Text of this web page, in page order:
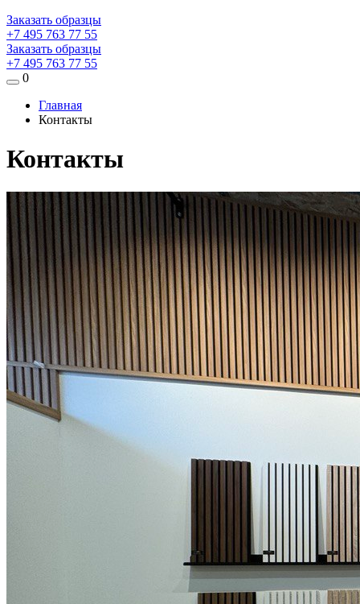
Заказать образцы
+7 495 763 77 55
Заказать образцы
+7 495 763 77 55
0
Главная
Контакты
Контакты